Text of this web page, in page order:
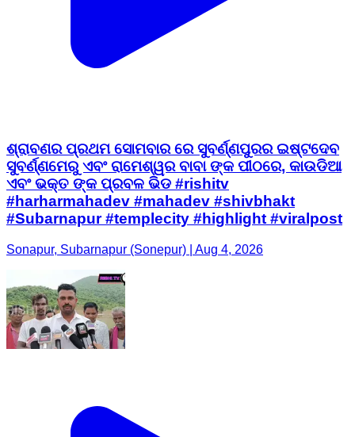
ଶ୍ରାବଣର ପ୍ରଥମ ସୋମବାର ରେ ସୁବର୍ଣ୍ଣପୁରର ଇଷ୍ଟଦେବ
ସୁବର୍ଣ୍ଣମେରୁ ଏବଂ ରାମେଶ୍ୱର ବାବା ଙ୍କ ପୀଠରେ, କାଉଡିଆ
ଏବଂ ଭକ୍ତ ଙ୍କ ପ୍ରବଳ ଭିଡ #rishitv
#harharmahadev #mahadev #shivbhakt
#Subarnapur #templecity #highlight #viralpost
Sonapur, Subarnapur (Sonepur) | Aug 4, 2026